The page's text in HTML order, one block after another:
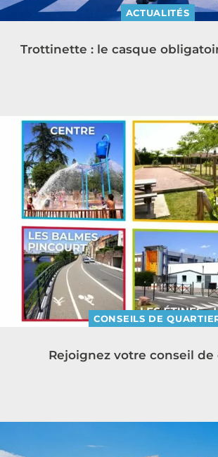
ACTUALITÉS
Trottinette : le casque
CONSEILS DE
Rejoignez votre conseil